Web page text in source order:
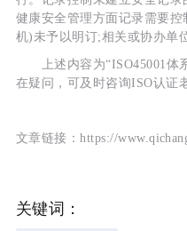
健康安全管理方面记录需要
机)未予以明订;相关或协办单
上述内容为“ISO45001体
在疑问，可及时咨询ISO认证
文章链接：https://
关键词：